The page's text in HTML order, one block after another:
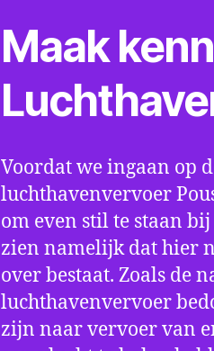
Maak
Voordat we ingaan op
luchthavenvervoer
om even stil te staan
zien namelijk dat hier
over bestaat. Zoals de
luchthavenvervoer
zijn naar vervoer van